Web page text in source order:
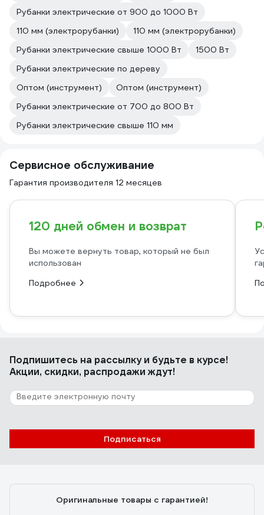
Рубанки электрические от 900 до 1000 Вт
110 мм (электрорубанки)
110 мм (электрорубанки)
Рубанки электрические свыше 1000 Вт
1500 Вт
Рубанки электрические по дереву
Оптом (инструмент)
Оптом (инструмент)
Рубанки электрические от 700 до 800 Вт
Рубанки электрические свыше 110 мм
Сервисное обслуживание
Гарантия производителя 12 месяцев
120 дней обмен и возврат
Вы можете вернуть товар, который не был
использован
Подробнее
Подпишитесь на рассылкуи будьте в курсе!
Акции, скидки, распродажи ждут!
Подписаться
Оригинальные товары с гарантией!